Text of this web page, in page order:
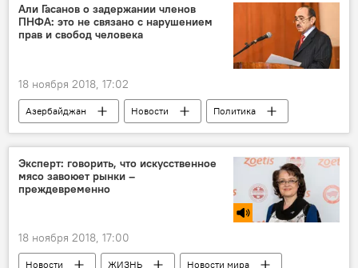
Али Гасанов о задержании членов
ПНФА: это не связано с нарушением
прав и свобод человека
18 ноября 2018, 17:02
Азербайджан Новости Политика
Эксперт: говорить, что искусственное
мясо завоюет рынки –
преждевременно
18 ноября 2018, 17:00
Новости ЖИЗНЬ Новости мира